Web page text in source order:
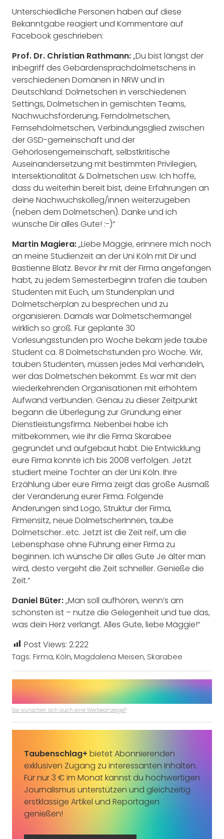
Unterschiedliche Personen haben auf diese
Bekanntgabe reagiert und Kommentare auf
Facebook geschrieben:
Prof. Dr. Christian Rathmann:„Du bist längst der
Inbegriff des Gebärdensprachdolmetschens in
verschiedenen Domänen in NRW und in
Deutschland: Dolmetschen in verschiedenen
Settings, Dolmetschen in gemischten Teams,
Nachwuchsförderung, Ferndolmetschen,
Fernsehdolmetschen, Verbindungsglied zwischen
der GSD-gemeinschaft und der
Gehörlosengemeinschaft, selbstkritische
Auseinandersetzung mit bestimmten Privilegien,
Intersektionalität & Dolmetschen usw. Ich hoffe,
dass du weiterhin bereit bist, deine Erfahrungen an
deine Nachwuchskolleg/innen weiterzugeben
(neben dem Dolmetschen). Danke und ich
wünsche Dir alles Gute! :-)“
Martin Magiera:„Liebe Mäggie, erinnere mich noch
an meine Studienzeit an der Uni Köln mit Dir und
Bastienne Blatz. Bevor ihr mit der Firma angefangen
habt, zu jedem Semesterbeginn trafen die tauben
Studenten mit Euch, um Stundenplan und
Dolmetscherplan zu besprechen und zu
organisieren. Damals war Dolmetschermangel
wirklich so groß. Für geplante 30
Vorlesungsstunden pro Woche bekam jede taube
Student ca. 8 Dolmetschstunden pro Woche. Wir,
tauben Studenten, müssen jedes Mal verhandeln,
wer das Dolmetschen bekommt. Es war mit den
wiederkehrenden Organisationen mit erhöhtem
Aufwand verbunden. Genau zu dieser Zeitpunkt
begann die Überlegung zur Gründung einer
Dienstleistungsfirma. Nebenbei habe ich
mitbekommen, wie ihr die Firma Skarabee
gegründet und aufgebaut habt. Die Entwicklung
eure Firma konnte ich bis 2008 verfolgen. Jetzt
studiert meine Tochter an der Uni Köln. Ihre
Erzählung über eure Firma zeigt das große Ausmaß
der Veränderung eurer Firma. Folgende
Änderungen sind Logo, Struktur der Firma,
Firmensitz, neue DolmetscherInnen, taube
Dolmetscher…etc. Jetzt ist die Zeit reif, um die
Lebensphase ohne Führung einer Firma zu
beginnen. Ich wünsche Dir alles Gute Je älter man
wird, desto vergeht die Zeit schneller. Genieße die
Zeit.“
Daniel Büter:„Man soll aufhören, wenn’s am
schönsten ist – nutze die Gelegenheit und tue das,
was dein Herz verlangt. Alles Gute, liebe Mäggie!“
Post Views: 2.222
Tags: Firma, Köln, Magdalena Meisen, Skarabee
Sie wünschen sich auch eine Werbeanzeige?
Taubenschlag+ bietet Abonnierenden
exklusiven Zugang zu interessanten Inhalten.
Für nur 3 € im Monat kannst du hochwertigen
Journalismus unterstützen und gleichzeitig
erstklassige Artikel und Reportagen
genießen!